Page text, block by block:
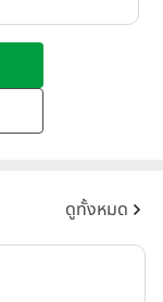
ดูทั้งหมด